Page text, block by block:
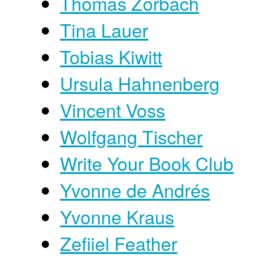
Tina Lauer
Tobias Kiwitt
Ursula Hahnenberg
Vincent Voss
Wolfgang Tischer
Write Your Book Club
Yvonne de Andrés
Yvonne Kraus
Zefiiel Feather